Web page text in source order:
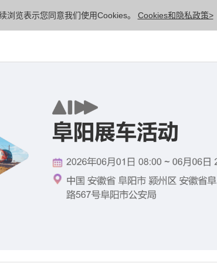
浏览表示您同意我们使用Cookies。 Cookies和隐私政策>